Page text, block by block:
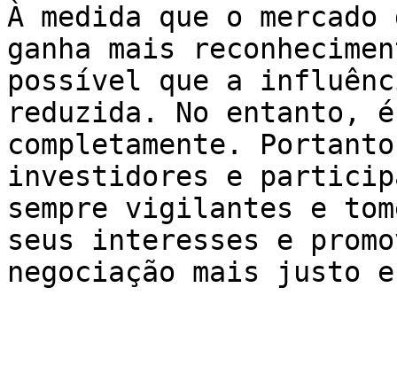
À medida que o
ganha mais
possível que a
reduzida. No entanto, é
completamente.
investidores e
sempre vigilantes e
seus interesses e